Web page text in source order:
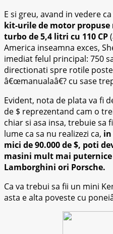
E si greu, avand in vedere ca
kit-urile de motor propuse
turbo de 5,4 litri cu 110 CP
America inseamna exces,
imediat felul principal: 750
directionati spre rotile
â€œmanualaâ€? cu sase
Evident, nota de plata va fi
de $ reprezentand cam o
chiar si asa insa, trebuie sa
lume ca sa nu realizezi ca, in
mici de 90.000 de $, poti
masini mult mai puternice
Lamborghini ori Porsche.
Ca va trebui sa fii un mini
asta e alta poveste cu